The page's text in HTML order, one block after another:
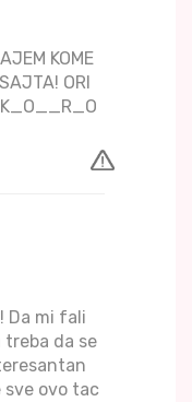
KOME
ORI
Da mi fali
da se
ovo tac